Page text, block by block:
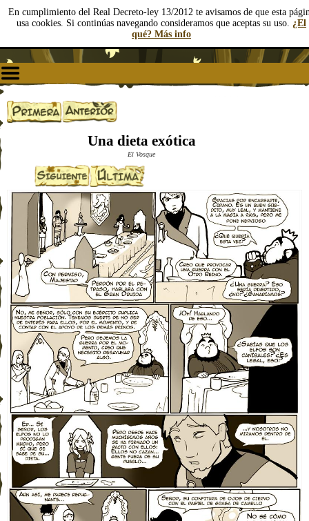
En cumplimiento del Real Decreto-ley 13/2012 te avisamos de que esta
usa cookies. Si continúas navegando consideramos que aceptas su uso. ¿El
qué? Más info
Una dieta exótica
El Vosque